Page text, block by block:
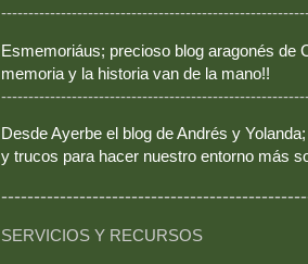
Esmemoriáus; precioso blog aragonés de
memoria y la historia van de la mano!!
Desde Ayerbe el blog de Andrés y
y trucos para hacer nuestro entorno más
SERVICIOS Y RECURSOS